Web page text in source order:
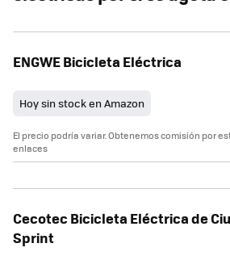
ENGWE Bicicleta Eléctrica
Hoy sin stock en Amazon
El precio podría variar. Obtenemos comisión por
enlaces
Cecotec Bicicleta Eléctrica de
Sprint